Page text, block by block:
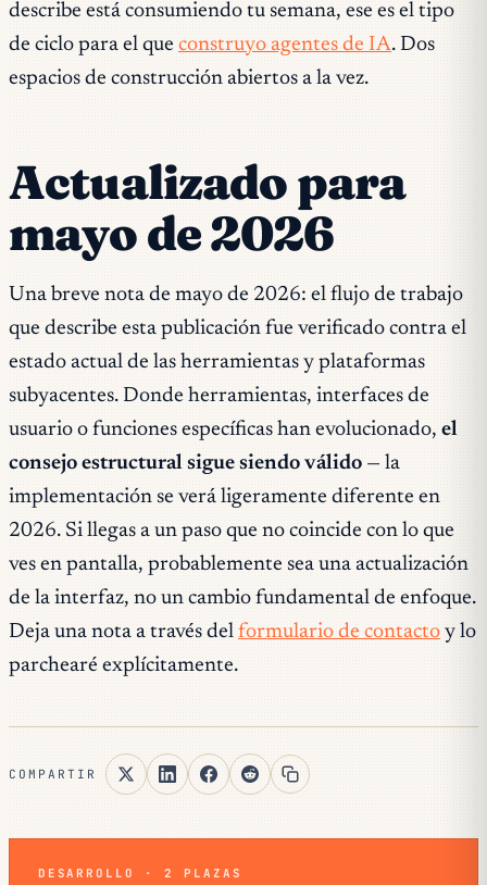
describe está consumiendo tu semana, ese es el tipo
de ciclo para el que construyo agentes de IA. Dos
espacios de construcción abiertos a la vez.
Actualizado para
mayo de 2026
Una breve nota de mayo de 2026: el flujo de trabajo
que describe esta publicación fue verificado contra el
estado actual de las herramientas y plataformas
subyacentes. Donde herramientas, interfaces de
usuario o funciones específicas han evolucionado, el
consejo estructural sigue siendo válido — la
implementación se verá ligeramente diferente en
2026. Si llegas a un paso que no coincide con lo que
ves en pantalla, probablemente sea una actualización
de la interfaz, no un cambio fundamental de enfoque.
Deja una nota a través del formulario de contacto y lo
parchearé explícitamente.
COMPARTIR
DESARROLLO · 2 PLAZAS